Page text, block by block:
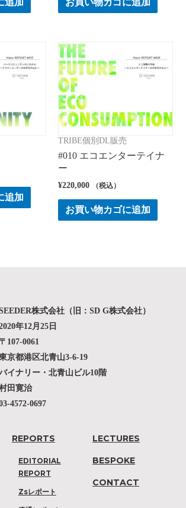
追加
TRIBE個別DL販売
#010 エコエンターテイナ
ー
¥220,000 （税込）
お買い物カゴに追加
株式会社（旧：SD G株式会社）
年12月25日
〒107-0061
京都港区北青山3-6-19
イナリー・北青山ビル10階
田寛治
4572-0697
REPORTS
EDITORIAL
REPORT
Zsレポート
LECTURES
BESPOKE
CONTACT